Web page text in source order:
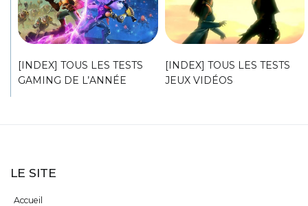
[INDEX] TOUS LES TESTS
GAMING DE L’ANNÉE
[INDEX] TOUS LES TESTS
JEUX VIDÉOS
LE SITE
Accueil